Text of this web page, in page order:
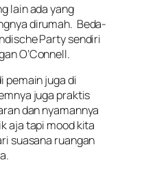
lain ada yang
dirumah. Beda-
Party sendiri
O’Connell.
pemain juga di
juga praktis
dan nyamannya
aja tapi mood kita
suasana ruangan